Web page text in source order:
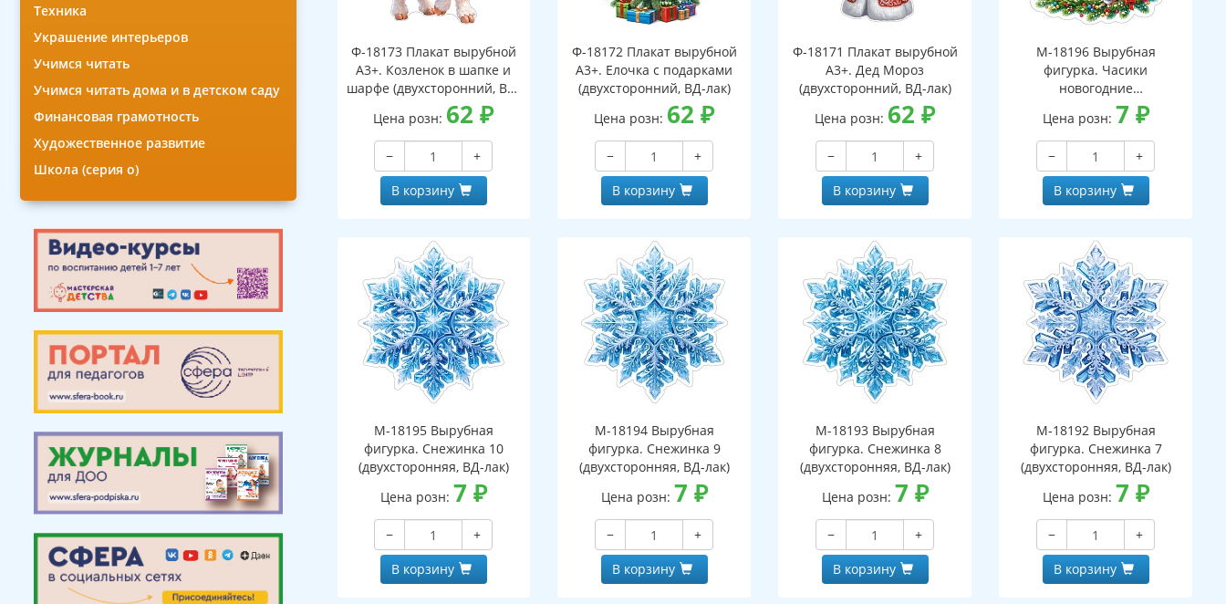
Техника
Украшение интерьеров
Учимся читать
Учимся читать дома и в детском саду
Финансовая грамотность
Художественное развитие
Школа (серия о)
Ф-18173 Плакат вырубной
А3+. Козленок в шапке и
шарфе (двухсторонний, ВД-
Цена розн: 62₽
−
+
В корзину
Ф-18172 Плакат вырубной
А3+. Елочка с подарками
(двухсторонний, ВД-лак)
Цена розн: 62₽
−
+
В корзину
Ф-18171 Плакат вырубной
А3+. Дед Мороз
(двухсторонний, ВД-лак)
Цена розн: 62₽
−
+
В корзину
М-18196 Вырубная
фигурка. Часики
новогодние
(двухсторонняя, ВД-лак)
Цена розн: 7 ₽
−
+
В корзину
М-18195 Вырубная
фигурка. Снежинка 10
(двухсторонняя, ВД-лак)
Цена розн: 7 ₽
−
+
В корзину
М-18194 Вырубная
фигурка. Снежинка 9
(двухсторонняя, ВД-лак)
Цена розн: 7 ₽
−
+
В корзину
М-18193 Вырубная
фигурка. Снежинка 8
(двухсторонняя, ВД-лак)
Цена розн: 7 ₽
−
+
В корзину
М-18192 Вырубная
фигурка. Снежинка 7
(двухсторонняя, ВД-лак)
Цена розн: 7 ₽
−
+
В корзину